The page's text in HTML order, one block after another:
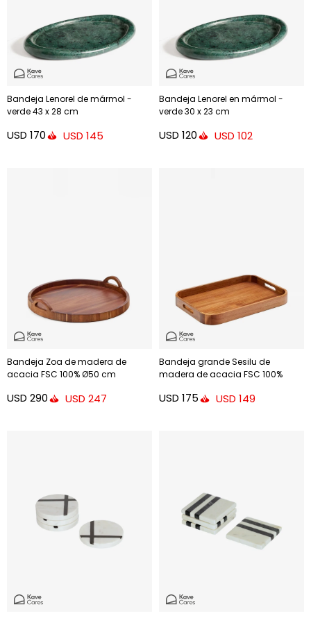
Bandeja Lenorel de mármol -
verde 43 x 28 cm
USD 170 USD 145
Bandeja Lenorel en mármol -
verde 30 x 23 cm
USD 120 USD 102
Bandeja Zoa de madera de
acacia FSC 100% Ø50 cm
USD 290 USD 247
Bandeja grande Sesilu de
madera de acacia FSC 100%
USD 175 USD 149